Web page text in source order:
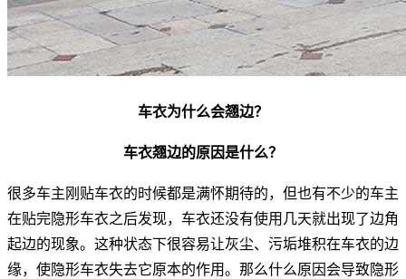
车衣为什么会翘边？
车衣翘边的原因是什么？
很多车主刚贴车衣的时候都是满怀期待的，但也有不少的车主
在贴完隐形车衣之后发现，车衣还没有使用几天就出现了边角
起边的现象。这种状态下很容易让灰尘、污垢堆积在车衣的边
缘，使隐形车衣失去它原本的作用。那么什么原因会导致隐形